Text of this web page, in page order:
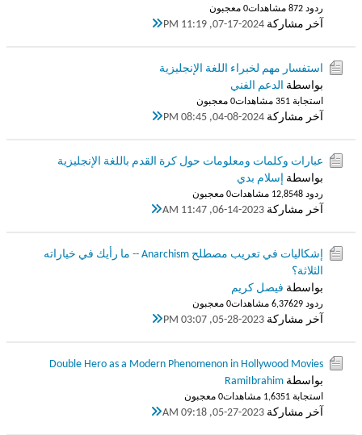
ردود 2 87 مشاهدات 0 معجبون
آخر مشاركة 07-17-2024, 11:19 PM
استفسار مهم لخبراء اللغة الإنجليزية
بواسطة الدعم الفني
استجابة 1 35 مشاهدات 0 معجبون
آخر مشاركة 04-08-2024, 08:45 PM
عبارات وكلمات ومعلومات حول كرة القدم باللغة الإنجليزية
بواسطة إسلام بدي
ردود 8 12,854 مشاهدات 0 معجبون
آخر مشاركة 06-14-2023, 11:47 AM
إشكاليات في تعريب مصطلح Anarchism -- ما رأيك في خياراته
الثلاثة؟
بواسطة فيصل كريم
ردود 29 6,376 مشاهدات 0 معجبون
آخر مشاركة 05-28-2023, 03:07 PM
Double Hero as a Modern Phenomenon in Hollywood Movies
بواسطة RamiIbrahim
استجابة 1 1,635 مشاهدات 0 معجبون
آخر مشاركة 05-27-2023, 09:18 AM